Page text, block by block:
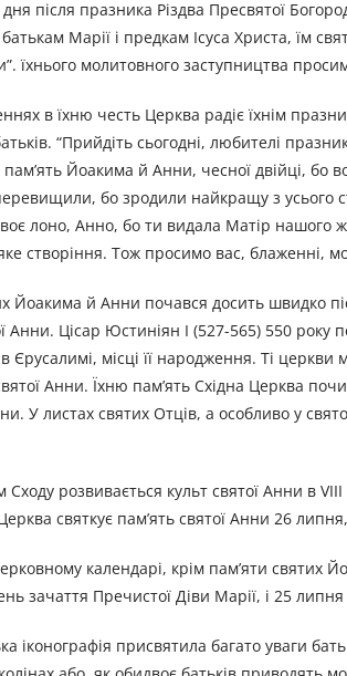
після празника Різдва Пресвятої
Марії і предкам Ісуса Христа, їм
їхнього молитовного заступництва
в їхню честь Церква радіє їхнім
“Прийдіть сьогодні, любителі
Йоакима й Анни, чесної двійці, бо
бо зродили найкращу з усього
лоно, Анно, бо ти видала Матір нашого
створіння. Тож просимо вас, блаженні,
Йоакима й Анни почався досить швидко
Анни. Цісар Юстиніян І (527-565) 550 року
Єрусалимі, місці її народження. Ті
Анни. Їхню пам’ять Східна Церква
У листах святих Отців, а особливо у
Сходу розвивається культ святої Анни в
святкує пам’ять святої Анни 26
календарі, крім пам’яти святих
зачаття Пречистої Діви Марії, і 25
іконографія присвятила багато уваги